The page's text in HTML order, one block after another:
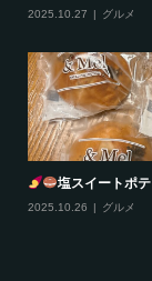
2025.10.27 グルメ
塩スイートポ
2025.10.26 グルメ